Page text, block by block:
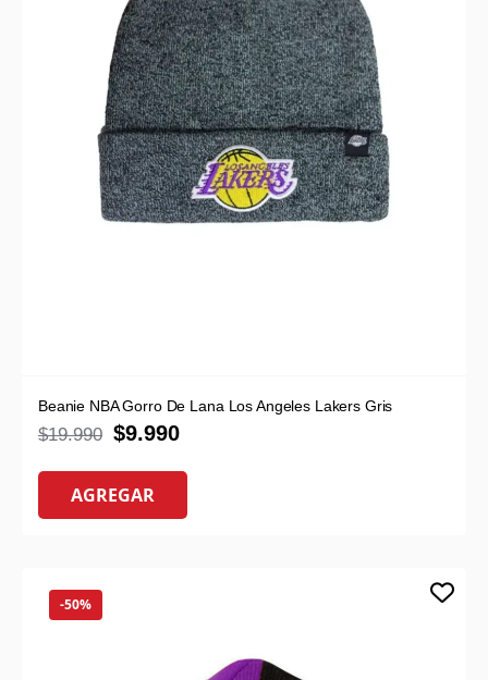
Beanie NBA Gorro De Lana Los Angeles Lakers Gris
$19.990 $9.990
AGREGAR
-50%